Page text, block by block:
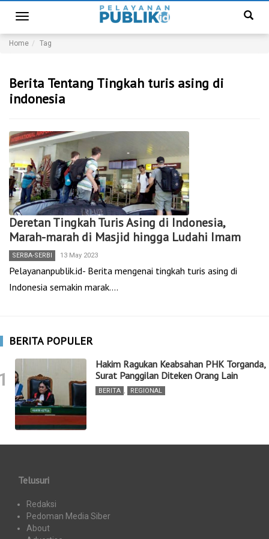
Toggle
navigation
Home Tag
Berita Tentang Tingkah turis asing di
indonesia
Deretan Tingkah Turis Asing di Indonesia,
Marah-marah di Masjid hingga Ludahi Imam
SERBA-SERBI 13 May 2023
Pelayananpublik.id- Berita mengenai tingkah turis asing di
Indonesia semakin marak.…
BERITA POPULER
Hakim Ragukan Keabsahan PHK Torganda,
Surat Panggilan Diteken Orang Lain
BERITA , REGIONAL
Telusuri
Redaksi
Pedoman Media Siber
About